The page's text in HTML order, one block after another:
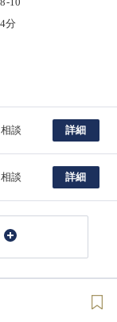
分
相談 詳細
相談 詳細